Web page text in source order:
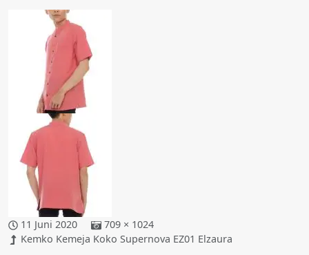
11 Juni 2020
709 × 1024
Kemko Kemeja Koko Supernova EZ01 Elzaura